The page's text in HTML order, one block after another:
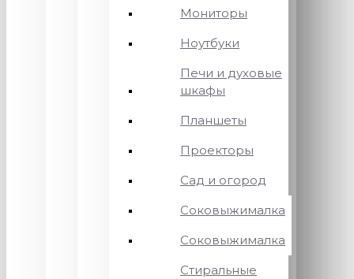
Мониторы
Ноутбуки
Печи и духовые
шкафы
Планшеты
Проекторы
Сад и огород
Соковыжималка
Соковыжималка
Стиральные